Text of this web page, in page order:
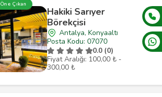
Öne Çıkan
Hakiki Sarıyer
Börekçisi
Antalya, Konyaaltı
Posta Kodu: 07070
0.0 (0)
Fiyat Aralığı: 100,00 ₺ -
300,00 ₺